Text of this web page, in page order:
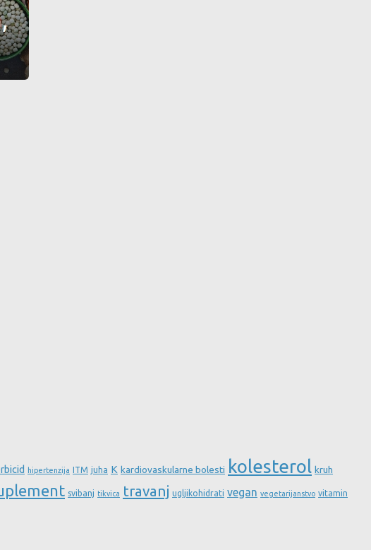
hipertenzija ITM juha K kardiovaskularne bolesti kolesterol kruh
svibanj tikvica travanj ugljikohidrati vegan vegetarijanstvo vitamin